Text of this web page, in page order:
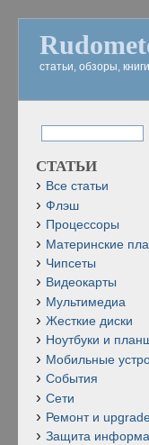
статьи, обзоры,
СТАТЬИ
Все статьи
Флэш
Процессоры
Материнские
Чипсеты
Видеокарты
Мультимедиа
Жесткие диски
Ноутбуки и
Мобильные
События
Сети
Ремонт и
Защита